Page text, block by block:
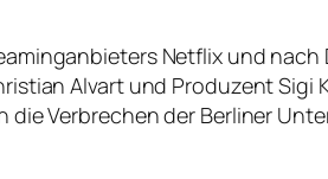
Netflix und
Alvart und Produzent Sigi
Verbrechen der Berliner